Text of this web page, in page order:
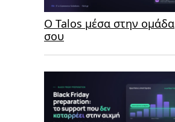
Ο Talos μέσα στην ομάδα
σου